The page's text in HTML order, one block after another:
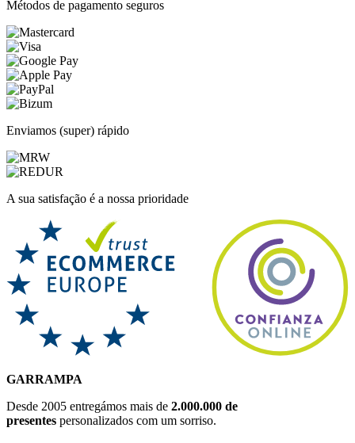
Métodos de pagamento seguros
Enviamos (super) rápido
A sua satisfação é a nossa prioridade
GARRAMPA
Desde 2005 entregámos mais de 2.000.000 de
presentes personalizados com um sorriso.